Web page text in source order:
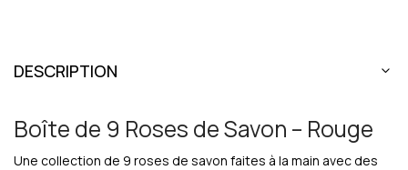
DESCRIPTION
Boîte de 9 Roses de Savon – Rouge
Une collection de 9 roses de savon faites à la main avec des